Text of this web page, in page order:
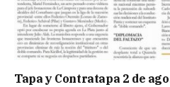
Tapa y Contratapa 2 de